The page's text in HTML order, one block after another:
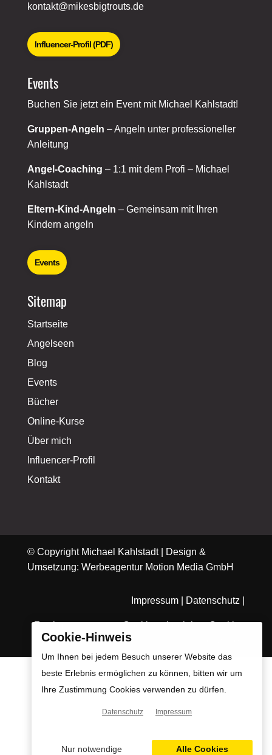
kontakt@mikesbigtrouts.de
Influencer-Profil (PDF)
Events
Buchen Sie jetzt ein Event mit Michael Kahlstadt!
Gruppen-Angeln – Angeln unter professioneller
Anleitung
Angel-Coaching – 1:1 mit dem Profi – Michael
Kahlstadt
Eltern-Kind-Angeln – Gemeinsam mit Ihren
Kindern angeln
Events
Sitemap
Startseite
Angelseen
Blog
Events
Bücher
Online-Kurse
Über mich
Influencer-Profil
Kontakt
© Copyright Michael Kahlstadt |
Design &
Umsetzung: Werbeagentur Motion Media GmbH
Impressum Datenschutz
Zustimmungsstatus: Cookies abgelehnt.Cookies
Cookie-Hinweis
Um Ihnen bei jedem Besuch unserer Website das
beste Erlebnis ermöglichen zu können, bitten wir um
Ihre Zustimmung Cookies verwenden zu dürfen.
Datenschutz Impressum
Nur notwendige
Alle Cookies